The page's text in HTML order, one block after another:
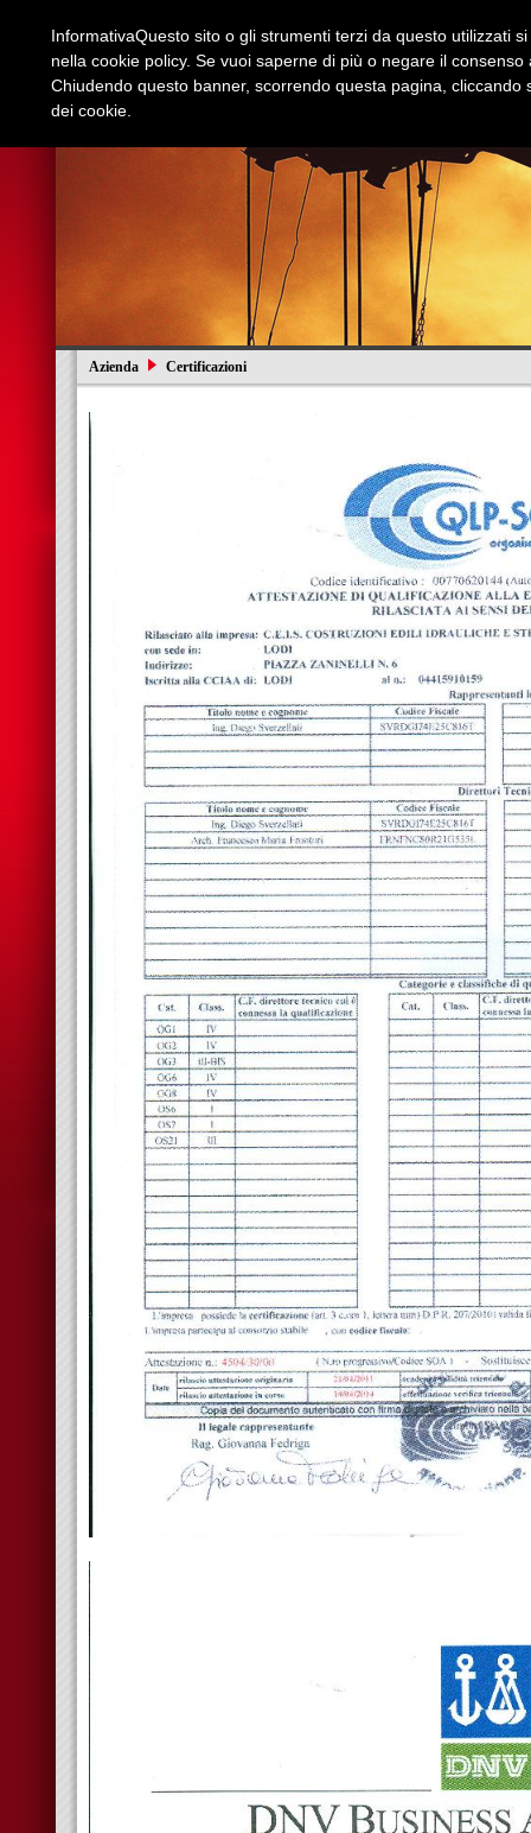
Azienda Certificazioni
InformativaQuesto sito o gli strumenti terzi da questo utilizzati
nella cookie policy. Se vuoi saperne di più o negare il
Chiudendo questo banner, scorrendo questa pagina,
dei cookie.